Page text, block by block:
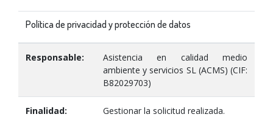
Política de privacidad y protección de datos
Responsable:
Asistencia en calidad medio
ambiente y servicios SL (ACMS) (CIF:
B82029703)
Finalidad: Gestionar la solicitud realizada.